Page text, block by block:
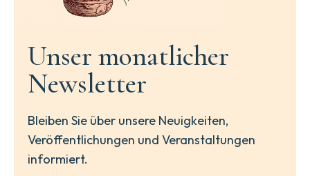
Unser monatlicher
Newsletter
Bleiben Sie über unsere Neuigkeiten,
Veröffentlichungen und Veranstaltungen
informiert.